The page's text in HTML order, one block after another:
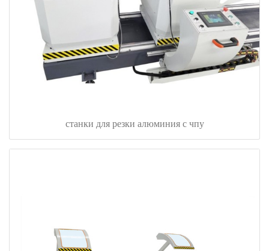
станки для резки алюминия с чпу